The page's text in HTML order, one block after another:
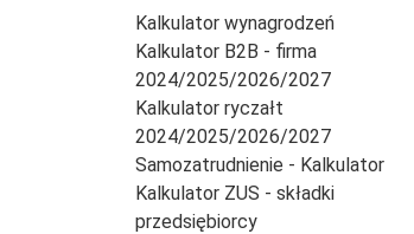
Kalkulator wynagrodzeń
Kalkulator B2B - firma
2024/2025/2026/2027
Kalkulator ryczałt
2024/2025/2026/2027
Samozatrudnienie - Kalkulator
Kalkulator ZUS - składki
przedsiębiorcy